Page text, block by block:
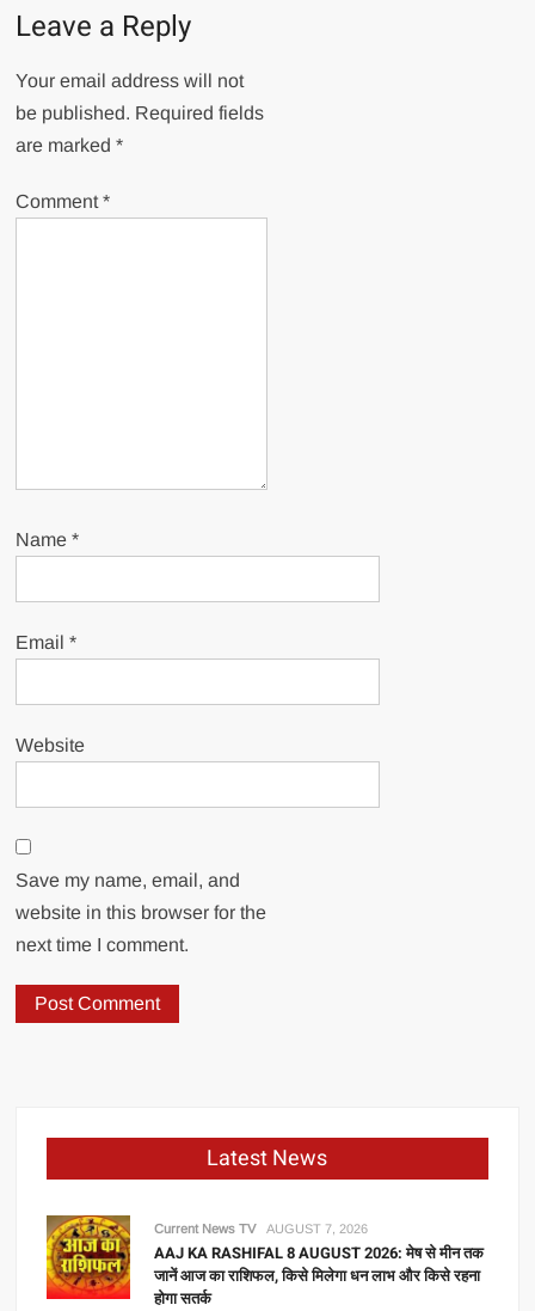
Leave a Reply
Your email address will not
be published. Required fields
are marked*
Comment*
Name*
Email*
Website
Save my name, email, and
website in this browser for the
next time I comment.
Latest News
Current News TV AUGUST 7, 2026
AAJ KA RASHIFAL 8 AUGUST 2026: मेष से मीन तक
जानें आज का राशिफल, किसे मिलेगा धन लाभ और किसे रहना
होगा सतर्क